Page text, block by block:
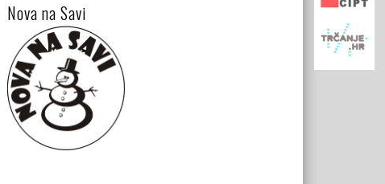
Nova na Savi